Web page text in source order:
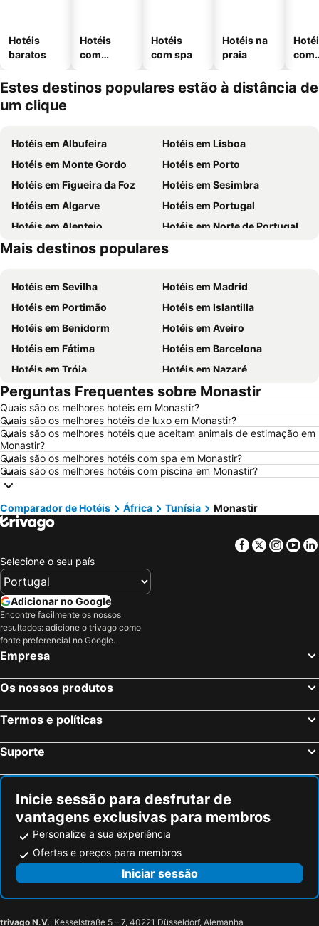
Hotéis
baratos
Hotéis
com
Hotéis
com spa
Hotéis na
praia
com
Estes destinos populares estão à distância de
um clique
Hotéis em Albufeira
Hotéis em Lisboa
Hotéis em Monte Gordo
Hotéis em Porto
Hotéis em Figueira da Foz
Hotéis em Sesimbra
Hotéis em Algarve
Hotéis em Portugal
Hotéis em Alentejo
Hotéis em Norte de Portugal
Hotéis em Madeira
Hotéis em Espanha
Mais destinos populares
Hotéis em Sevilha
Hotéis em Madrid
Hotéis em Portimão
Hotéis em Islantilla
Hotéis em Benidorm
Hotéis em Aveiro
Hotéis em Fátima
Hotéis em Barcelona
Hotéis em Tróia
Hotéis em Nazaré
Hotéis em Évora
Hotéis em Peniche
Hotéis em Porto Santo
Hotéis em Isla Canela
Hotéis em Sangenjo
Hotéis em Vila Nova de Milfontes
Hotéis em Vilamoura
Hotéis em Vigo
Hotéis em Roma
Hotéis em Centro de Portugal
Hotéis em Maiorca
Hotéis em Andaluzia
Hotéis em Minorca
Hotéis em Ilha do Sal
Hotéis em Galiza
Hotéis em Douro
Hotéis em Serra da Estrela
Hotéis em Costa do Sol
Hotéis em Tenerife
Hotéis em São Miguel
Perguntas Frequentes sobre Monastir
Quais são os melhores hotéis em Monastir?
Quais são os melhores hotéis de luxo em Monastir?
Quais são os melhores hotéis que aceitam animais de estimação em
Monastir?
Quais são os melhores hotéis com spa em Monastir?
Quais são os melhores hotéis com piscina em Monastir?
Comparador de Hotéis África Tunísia Monastir
Facebook
Twitter
Selecione o seu país
Adicionar no Google
Encontre facilmente os nossos
resultados: adicione o trivago como
fonte preferencial no Google.
Empresa
Os nossos produtos
Termos e políticas
Suporte
Inicie sessão para desfrutar de
vantagens exclusivas para membros
Personalize a sua experiência
Ofertas e preços para membros
Iniciar sessão
trivago N.V., Kesselstraße 5 – 7, 40221 Düsseldorf, Alemanha